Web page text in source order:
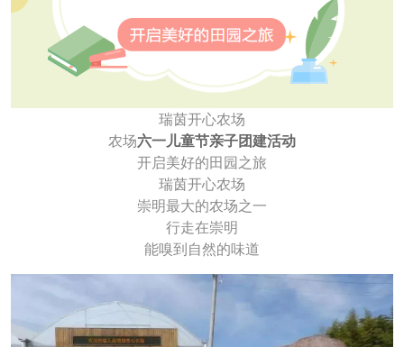
瑞茵开心农场
农场六一儿童节亲子团建活动
开启美好的田园之旅
瑞茵开心农场
崇明最大的农场之一
行走在崇明
能嗅到自然的味道